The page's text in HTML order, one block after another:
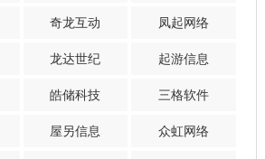
奇龙互动 凤起网络
龙达世纪 起游信息
皓储科技 三格软件
屋另信息 众虹网络